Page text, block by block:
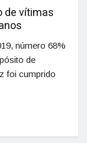
de vítimas
número 68%
de
foi cumprido